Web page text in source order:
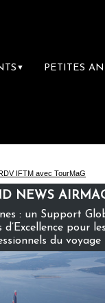
▼ PETITES
du
NEWS
: un Support
d’Excellence pour les
du voyage